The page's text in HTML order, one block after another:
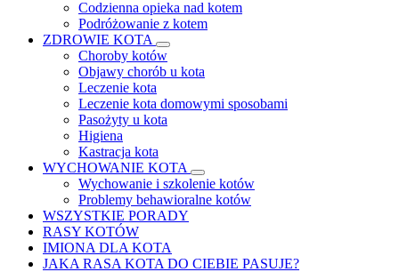
Codzienna opieka nad kotem
Podróżowanie z kotem
ZDROWIE KOTA
Choroby kotów
Objawy chorób u kota
Leczenie kota
Leczenie kota domowymi sposobami
Pasożyty u kota
Higiena
Kastracja kota
WYCHOWANIE KOTA
Wychowanie i szkolenie kotów
Problemy behawioralne kotów
WSZYSTKIE PORADY
RASY KOTÓW
IMIONA DLA KOTA
JAKA RASA KOTA DO CIEBIE PASUJE?